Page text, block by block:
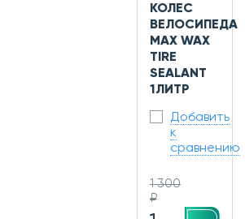
КОЛЕС
ВЕЛОСИПЕДА
MAX WAX
TIRE
SEALANT
1ЛИТР
Добавить
к
сравнению
1 300
₽